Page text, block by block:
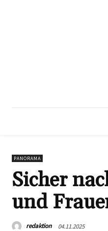
PANORAMA
Sicher
und
redaktion 04.11.2025